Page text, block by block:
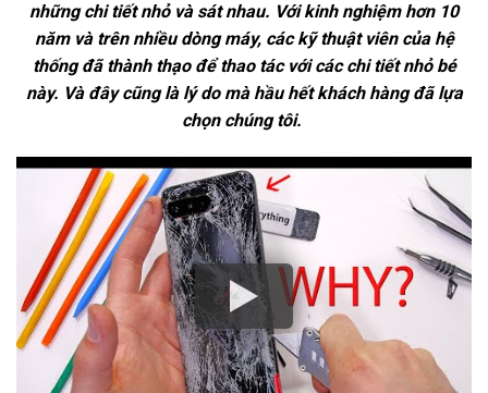
những chi tiết nhỏ và sát nhau. Với kinh nghiệm hơn 10
năm và trên nhiều dòng máy, các kỹ thuật viên của hệ
thống đã thành thạo để thao tác với các chi tiết nhỏ bé
này. Và đây cũng là lý do mà hầu hết khách hàng đã lựa
chọn chúng tôi.